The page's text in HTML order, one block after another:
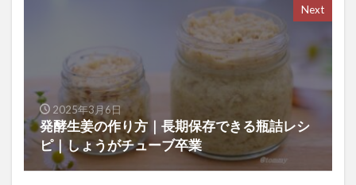
Next
2025年3月6日
発酵生姜の作り方｜長期保存できる瓶詰レシ
ピ｜しょうがチューブ卒業